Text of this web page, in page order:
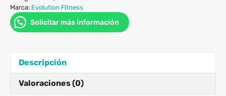
Marca: Evolution Fitness
Solicitar más información
Descripción
Valoraciones (0)